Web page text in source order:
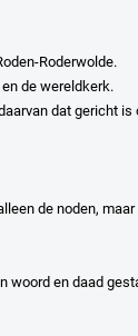
Roderwolde.
de wereldkerk.
dat gericht
de noden,
woord en daad